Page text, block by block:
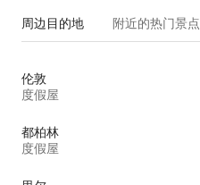
周边目的地 附近的热门景点
伦敦
度假屋
都柏林
度假屋